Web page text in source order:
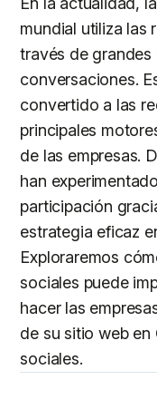
mundial utiliza las
través de grandes
conversaciones.
convertido a las
principales
de las empresas.
han
participación
estrategia eficaz
Exploraremos
sociales puede
hacer las
de su sitio web en
sociales.